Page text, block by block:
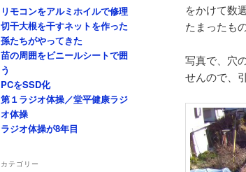
をかけて数
たまったも
写真で、穴
せんので、
ブ
リモコンをアルミホイルで修理
切干大根を干すネットを作った
孫たちがやってきた
苗の周囲をビニールシートで囲
う
PCをSSD化
第１ラジオ体操／堂平健康ラジ
オ体操
ラジオ体操が8年目
カテゴリー